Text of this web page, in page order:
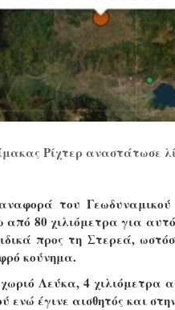
Ρίχτερ αναστάτωσε
του Γεωδυναμικού
80 χιλιόμετρα για αυτό
προς τη Στερεά,
κούνημα.
Λεύκα, 4 χιλιόμετρα
ενώ έγινε αισθητός και